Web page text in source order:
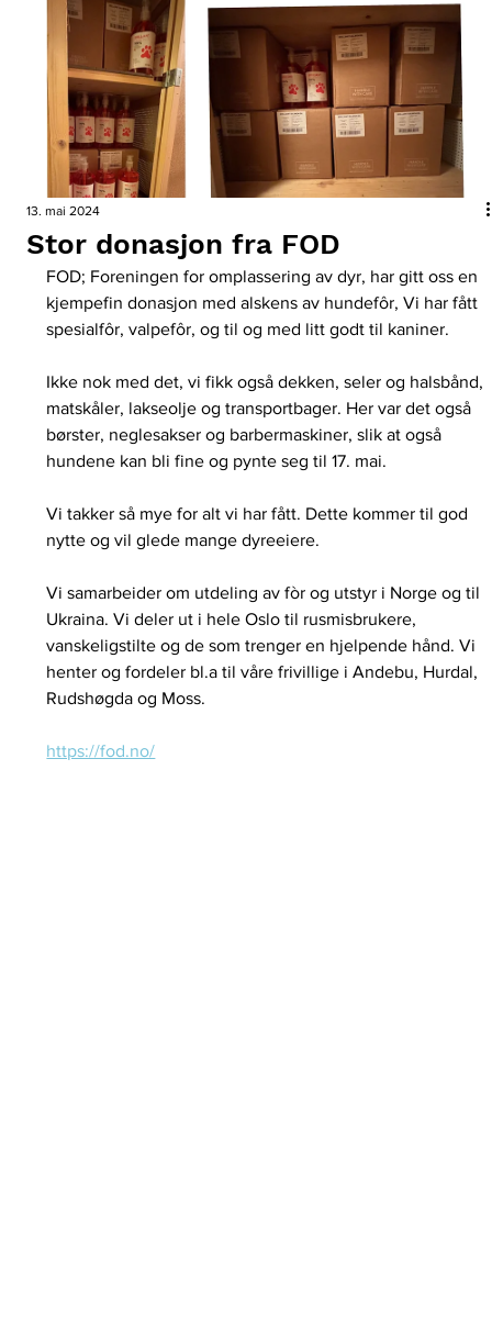
Stor donasjon fra FOD
13. mai 2024
FOD; Foreningen for omplassering av dyr, har gitt oss en
kjempefin donasjon med alskens av hundefôr, Vi har fått
spesialfôr, valpefôr, og til og med litt godt til kaniner.
Ikke nok med det, vi fikk også dekken, seler og halsbånd,
matskåler, lakseolje og transportbager. Her var det også
børster, neglesakser og barbermaskiner, slik at også
hundene kan bli fine og pynte seg til 17. mai.
Vi takker så mye for alt vi har fått. Dette kommer til god
nytte og vil glede mange dyreeiere.
Vi samarbeider om utdeling av fòr og utstyr i Norge og til
Ukraina. Vi deler ut i hele Oslo til rusmisbrukere,
vanskeligstilte og de som trenger en hjelpende hånd. Vi
henter og fordeler bl.a til våre frivillige i Andebu, Hurdal,
Rudshøgda og Moss.
https://fod.no/